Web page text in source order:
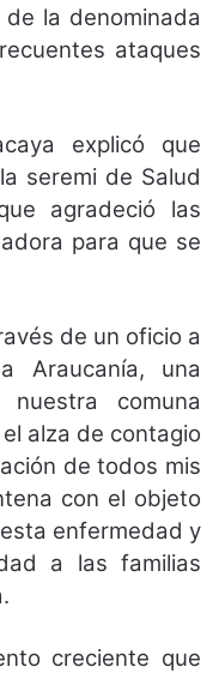
la denominada
ataques
explicó que
seremi de Salud
agradeció las
para que se
de un oficio a
Araucanía, una
comuna
alza de contagio
de todos mis
con el objeto
enfermedad y
a las familias
creciente que